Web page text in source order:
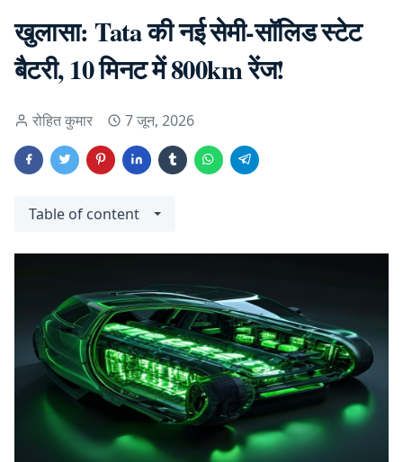
खुलासा: Tata की नई सेमी-सॉलिड स्टेट
बैटरी, 10 मिनट में 800km रेंज!
रोहित कुमार 7 जून, 2026
Table of content